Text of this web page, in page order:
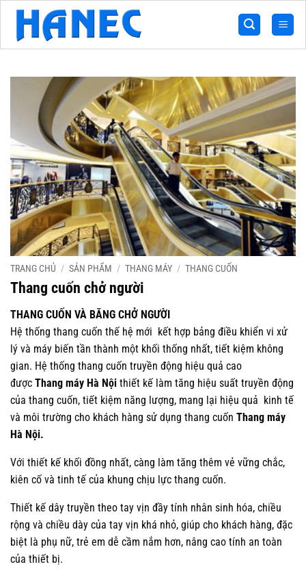
TRANG CHỦ / SẢN PHẨM / THANG MÁY / THANG CUỐN
Thang cuốn chở người
THANG CUỐN VÀ BĂNG CHỞ NGƯỜI
Hệ thống thang cuốn thế hệ mới kết hợp bảng điều khiển vi xử
lý và máy biến tần thành một khối thống nhất, tiết kiệm không
gian. Hệ thống thang cuốn truyền động hiệu quả cao
được Thang máy Hà Nội thiết kế làm tăng hiệu suất truyền động
của thang cuốn, tiết kiệm năng lượng, mang lại hiệu quả kinh tế
và môi trường cho khách hàng sử dụng thang cuốn Thang máy
Hà Nội.
Với thiết kế khối đồng nhất, càng làm tăng thêm vẻ vững chắc,
kiên cố và tinh tế của khung chịu lực thang cuốn.
Thiết kế dây truyền theo tay vịn đầy tính nhân sinh hóa, chiều
rộng và chiều dày của tay vịn khá nhỏ, giúp cho khách hàng, đặc
biệt là phụ nữ, trẻ em dễ cầm nắm hơn, nâng cao tính an toàn
của thiết bị.